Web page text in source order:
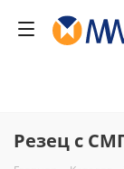
Резец с